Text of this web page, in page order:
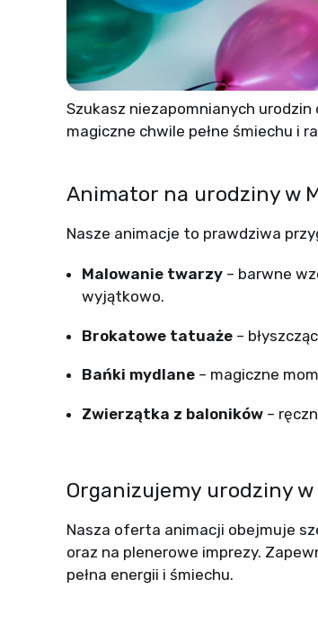
Szukasz niezapomnianych
magiczne chwile pełne śmiechu i
Animator na urodziny w
Nasze animacje to prawdziwa
Malowanie twarzy– barwne
wyjątkowo.
Brokatowe tatuaże–
Bańki mydlane– magiczne
Zwierzątka z baloników–
Organizujemy urodziny
Nasza oferta animacji obejmuje
oraz na plenerowe imprezy.
pełna energii i śmiechu.